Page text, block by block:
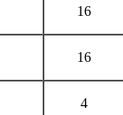
16
16
4